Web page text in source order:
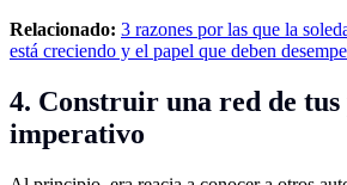
Relacionado: 3 razones por las que la
está creciendo y el papel que deben
4. Construir una red de tus
imperativo